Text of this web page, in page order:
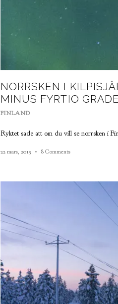
NORRSKEN I
MINUS FYRTIO
FINLAND
Ryktet sade att om du vill se norrsken i
22 mars, 2015 8 Comments